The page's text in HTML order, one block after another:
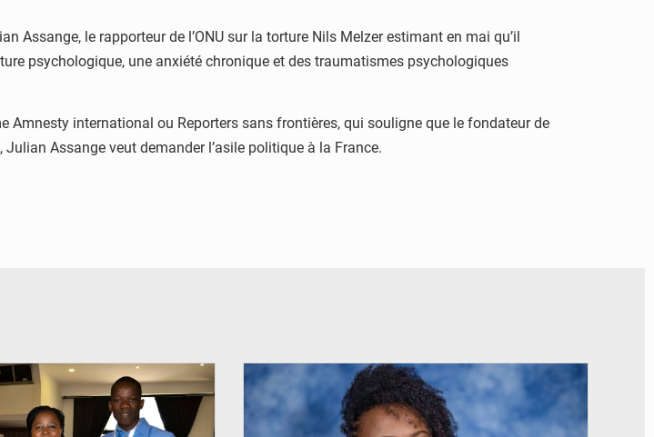
Assange, le rapporteur de l’ONU sur la torture Nils Melzer estimant en mai qu’il
psychologique, une anxiété chronique et des traumatismes psychologiques
international ou Reporters sans frontières, qui souligne que le fondateur de
Assange veut demander l’asile politique à la France.